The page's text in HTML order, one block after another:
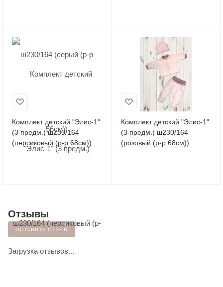
Комплект детский "Элис-1"
(3 предм.) ш230/164
(персиковый (р-р 68см))
Комплект детский "Элис-1"
(3 предм.) ш230/164
(розовый (р-р 68см))
Отзывы
ОСТАВИТЬ ОТЗЫВ
Загрузка отзывов...